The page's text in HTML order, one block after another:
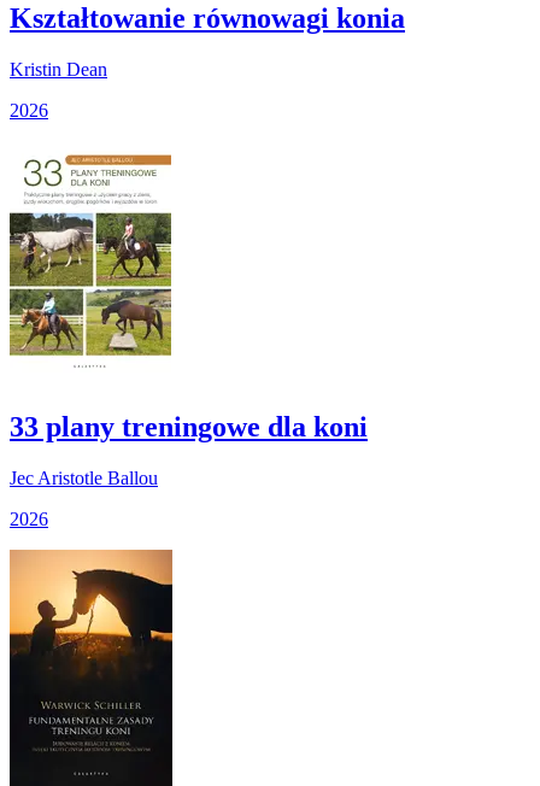
Kształtowanie równowagi konia
Kristin Dean
2026
33 plany treningowe dla koni
Jec Aristotle Ballou
2026